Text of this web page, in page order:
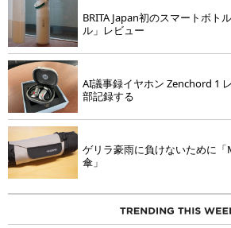
BRITA Japan初のスマートボト
ル」レビュー
AI議事録イヤホン Zenchord 1
部記録する
ゲリラ豪雨に負けないために「
傘」